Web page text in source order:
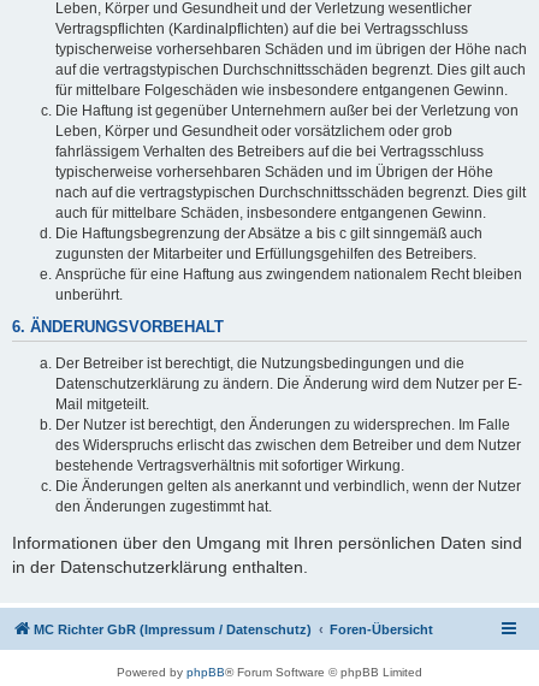
Leben, Körper und Gesundheit und der Verletzung wesentlicher
Vertragspflichten (Kardinalpflichten) auf die bei Vertragsschluss
typischerweise vorhersehbaren Schäden und im übrigen der Höhe nach
auf die vertragstypischen Durchschnittsschäden begrenzt. Dies gilt auch
für mittelbare Folgeschäden wie insbesondere entgangenen Gewinn.
Die Haftung ist gegenüber Unternehmern außer bei der Verletzung von
Leben, Körper und Gesundheit oder vorsätzlichem oder grob
fahrlässigem Verhalten des Betreibers auf die bei Vertragsschluss
typischerweise vorhersehbaren Schäden und im Übrigen der Höhe
nach auf die vertragstypischen Durchschnittsschäden begrenzt. Dies gilt
auch für mittelbare Schäden, insbesondere entgangenen Gewinn.
Die Haftungsbegrenzung der Absätze a bis c gilt sinngemäß auch
zugunsten der Mitarbeiter und Erfüllungsgehilfen des Betreibers.
Ansprüche für eine Haftung aus zwingendem nationalem Recht bleiben
unberührt.
6. ÄNDERUNGSVORBEHALT
Der Betreiber ist berechtigt, die Nutzungsbedingungen und die
Datenschutzerklärung zu ändern. Die Änderung wird dem Nutzer per E-
Mail mitgeteilt.
Der Nutzer ist berechtigt, den Änderungen zu widersprechen. Im Falle
des Widerspruchs erlischt das zwischen dem Betreiber und dem Nutzer
bestehende Vertragsverhältnis mit sofortiger Wirkung.
Die Änderungen gelten als anerkannt und verbindlich, wenn der Nutzer
den Änderungen zugestimmt hat.
Informationen über den Umgang mit Ihren persönlichen Daten sind
in der Datenschutzerklärung enthalten.
MC Richter GbR (Impressum / Datenschutz) Foren-Übersicht
Powered by phpBB® Forum Software © phpBB Limited